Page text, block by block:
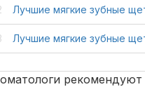
Лучшие мягкие зубные
Лучшие мягкие зубные
рекомендуют